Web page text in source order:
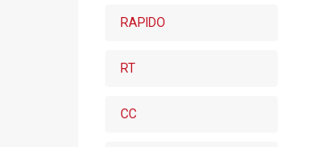
RAPIDO
RT
CC